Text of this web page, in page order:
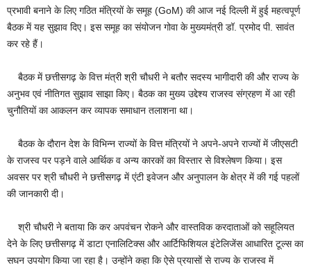
प्रभावी बनाने के लिए गठित मंत्रियों के समूह (GoM) की आज नई दिल्ली में हुई महत्वपूर्ण
बैठक में यह सुझाव दिए। इस समूह का संयोजन गोवा के मुख्यमंत्री डॉ. प्रमोद पी. सावंत
कर रहे हैं।
बैठक में छत्तीसगढ़ के वित्त मंत्री श्री चौधरी ने बतौर सदस्य भागीदारी की और राज्य के
अनुभव एवं नीतिगत सुझाव साझा किए। बैठक का मुख्य उद्देश्य राजस्व संग्रहण में आ रही
चुनौतियों का आकलन कर व्यापक समाधान तलाशना था।
बैठक के दौरान देश के विभिन्न राज्यों के वित्त मंत्रियों ने अपने-अपने राज्यों में जीएसटी
के राजस्व पर पड़ने वाले आर्थिक व अन्य कारकों का विस्तार से विश्लेषण किया। इस
अवसर पर श्री चौधरी ने छत्तीसगढ़ में एंटी इवेजन और अनुपालन के क्षेत्र में की गई पहलों
की जानकारी दी।
श्री चौधरी ने बताया कि कर अपवंचन रोकने और वास्तविक करदाताओं को सहूलियत
देने के लिए छत्तीसगढ़ में डाटा एनालिटिक्स और आर्टिफिशियल इंटेलिजेंस आधारित टूल्स का
सघन उपयोग किया जा रहा है। उन्होंने कहा कि ऐसे प्रयासों से राज्य के राजस्व में